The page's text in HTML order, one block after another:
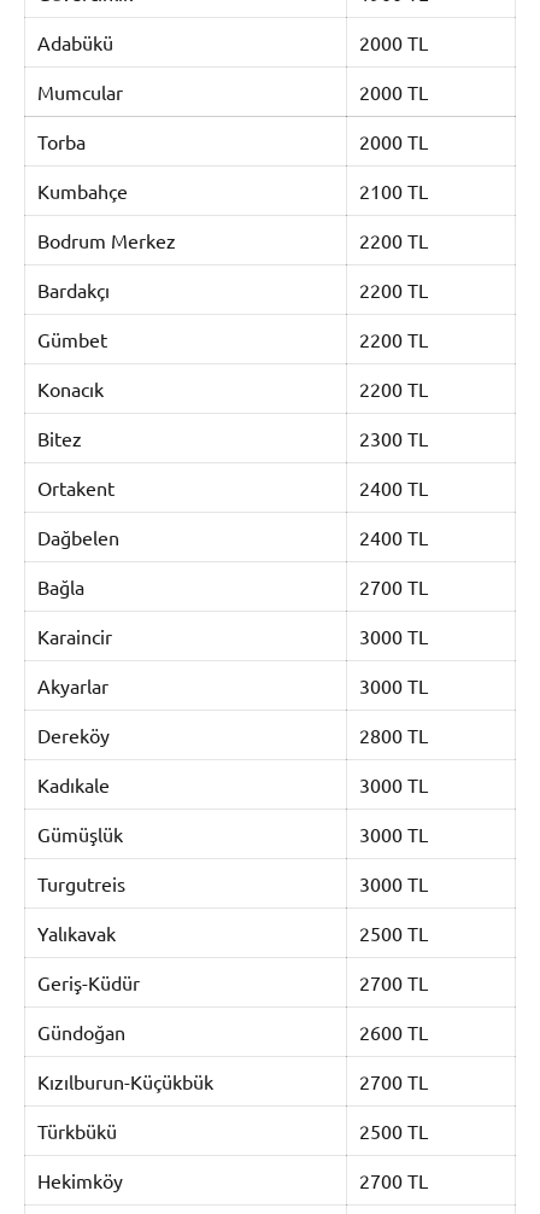
Adabükü 2000 TL
Mumcular 2000 TL
Torba 2000 TL
Kumbahçe 2100 TL
Bodrum Merkez 2200 TL
Bardakçı 2200 TL
Gümbet 2200 TL
Konacık 2200 TL
Bitez 2300 TL
Ortakent 2400 TL
Dağbelen 2400 TL
Bağla 2700 TL
Karaincir 3000 TL
Akyarlar 3000 TL
Dereköy 2800 TL
Kadıkale 3000 TL
Gümüşlük 3000 TL
Turgutreis 3000 TL
Yalıkavak 2500 TL
Geriş-Küdür 2700 TL
Gündoğan 2600 TL
Kızılburun-Küçükbük 2700 TL
Türkbükü 2500 TL
Hekimköy 2700 TL